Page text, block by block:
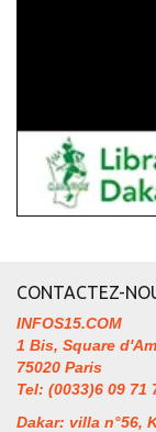
CONTACTEZ-
INFOS15.COM
1 Bis, Square
75020 Paris
Tel: (0033)6 09 71
Dakar: villa n°56,